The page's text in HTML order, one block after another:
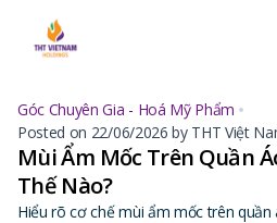
Góc Chuyên Gia - Hoá Mỹ Phẩm
Posted on 22/06/2026 by THT Việt
Mùi Ẩm Mốc Trên Quần
Thế Nào?
Hiểu rõ cơ chế mùi ẩm mốc trên